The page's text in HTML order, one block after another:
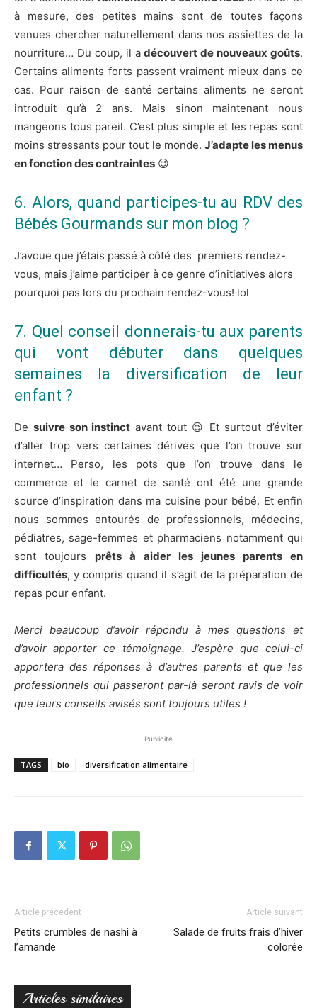
à mesure, des petites mains sont de toutes façons
venues chercher naturellement dans nos assiettes de la
nourriture… Du coup, il adécouvert de nouveaux goûts.
Certains aliments forts passent vraiment mieux dans ce
cas. Pour raison de santé certains aliments ne seront
introduit qu’à 2 ans. Mais sinon maintenant nous
mangeons tous pareil. C’est plus simple et les repas sont
moins stressants pour tout le monde. J’adapte les menus
en fonction des contraintes 😉
6. Alors, quand participes-tu au RDV des
Bébés Gourmands sur mon blog ?
J’avoue que j’étais passé à côté des premiers rendez-
vous, mais j’aime participer à ce genre d’initiatives alors
pourquoi pas lors du prochain rendez-vous! lol​
7. Quel conseil donnerais-tu aux parents
qui vont débuter dans quelques
semaines la diversification de leur
enfant ?
De suivre son instinct avant tout 😉 Et surtout d’éviter
d’aller trop vers certaines dérives que l’on trouve sur
internet… ​Perso, les pots que l’on trouve dans le
commerce et le carnet de santé ont été une grande
source d’inspiration dans ma cuisine pour bébé. Et enfin
nous sommes entourés de professionnels, médecins,
pédiatres, sage-femmes et pharmaciens notamment qui
sont toujours prêts à aider les jeunes parents en
difficultés, y compris quand il s’agit de la préparation de
repas pour enfant.
Merci beaucoup d’avoir répondu à mes questions et
d’avoir apporter ce témoignage. J’espère que celui-ci
apportera des réponses à d’autres parents et que les
professionnels qui passeront par-là seront ravis de voir
que leurs conseils avisés sont toujours utiles !
Publicité
TAGS bio diversification alimentaire
Article précédent
Petits crumbles de nashi à
l’amande
Article suivant
Salade de fruits frais d’hiver
colorée
Articles similaires